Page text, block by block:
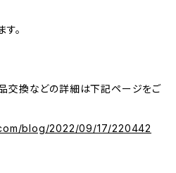
。
品交換などの詳細は下記ページをご
blog/2022/09/17/220442